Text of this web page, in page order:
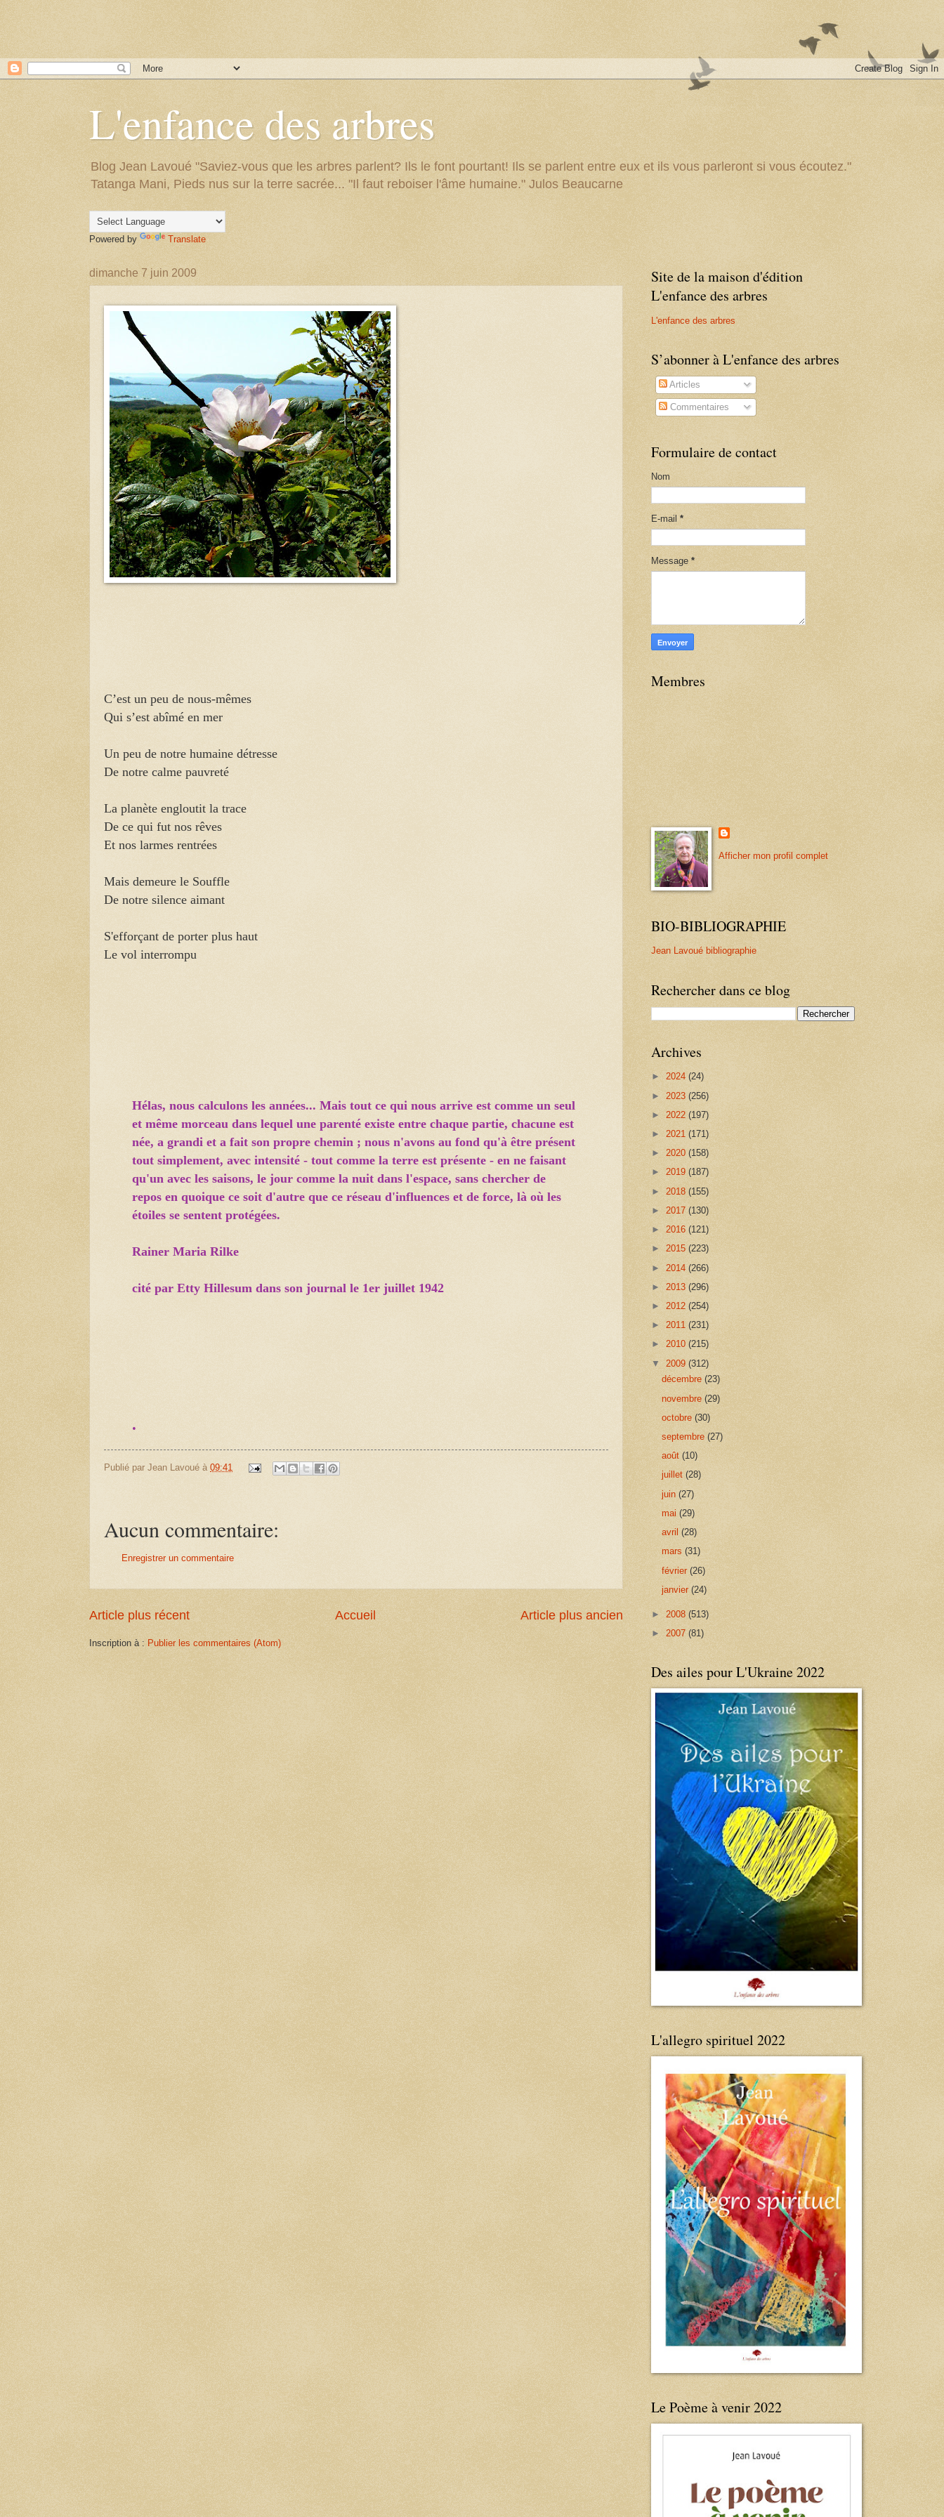
L'enfance des arbres
Blog Jean Lavoué "Saviez-vous que les arbres parlent? Ils le font pourtant! Ils se parlent entre eux et ils vous parleront si vous écoutez."
Tatanga Mani, Pieds nus sur la terre sacrée... "Il faut reboiser l'âme humaine." Julos Beaucarne
Powered by Translate
dimanche 7 juin 2009
C’est un peu de nous-mêmes
Qui s’est abîmé en mer
Un peu de notre humaine détresse
De notre calme pauvreté
La planète engloutit la trace
De ce qui fut nos rêves
Et nos larmes rentrées
Mais demeure le Souffle
De notre silence aimant
S'efforçant de porter plus haut
Le vol interrompu
Hélas, nous calculons les années... Mais tout ce qui nous arrive est comme un seul
et même morceau dans lequel une parenté existe entre chaque partie, chacune est
née, a grandi et a fait son propre chemin ; nous n'avons au fond qu'à être présent
tout simplement, avec intensité - tout comme la terre est présente - en ne faisant
qu'un avec les saisons, le jour comme la nuit dans l'espace, sans chercher de
repos en quoique ce soit d'autre que ce réseau d'influences et de force, là où les
étoiles se sentent protégées.
Rainer Maria Rilke
cité par Etty Hillesum dans son journal le 1er juillet 1942
.
Publié par Jean Lavoué à 09:41
Aucun commentaire:
Enregistrer un commentaire
Article plus récent Article plus ancien
Accueil
Inscription à : Publier les commentaires (Atom)
Site de la maison d'édition
L'enfance des arbres
L'enfance des arbres
S’abonner à L'enfance des arbres
Articles
Commentaires
Formulaire de contact
Nom
E-mail *
Message *
Membres
Afficher mon profil complet
BIO-BIBLIOGRAPHIE
Jean Lavoué bibliographie
Rechercher dans ce blog
Archives
► 2024 (24)
► 2023 (256)
► 2022 (197)
► 2021 (171)
► 2020 (158)
► 2019 (187)
► 2018 (155)
► 2017 (130)
► 2016 (121)
► 2015 (223)
► 2014 (266)
► 2013 (296)
► 2012 (254)
► 2011 (231)
► 2010 (215)
▼ 2009 (312)
décembre(23)
novembre(29)
octobre(30)
septembre(27)
août(10)
juillet(28)
juin(27)
mai(29)
avril(28)
mars(31)
février(26)
janvier(24)
► 2008 (513)
► 2007 (81)
Des ailes pour L'Ukraine 2022
L'allegro spirituel 2022
Le Poème à venir 2022